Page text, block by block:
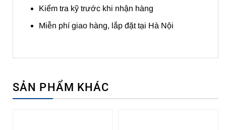
Kiểm tra kỹ trước khi nhận hàng
Miễn phí giao hàng, lắp đặt tại Hà Nội
SẢN PHẨM KHÁC